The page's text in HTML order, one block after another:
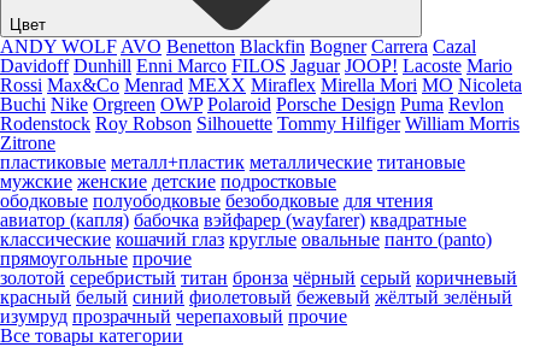
Цвет
ANDY WOLF AVO Benetton Blackfin Bogner Carrera Cazal
Davidoff Dunhill Enni Marco FILOS Jaguar JOOP! Lacoste Mario
Rossi Max&Co Menrad MEXX Miraflex Mirella Mori MO Nicoleta
Buchi Nike Orgreen OWP Polaroid Porsche Design Puma Revlon
Rodenstock Roy Robson Silhouette Tommy Hilfiger William Morris
Zitrone
пластиковые металл+пластик металлические титановые
мужские женские детские подростковые
ободковые полуободковые безободковые для чтения
авиатор (капля) бабочка вэйфарер (wayfarer) квадратные
классические кошачий глаз круглые овальные панто (panto)
прямоугольные прочие
золотой серебристый титан бронза чёрный серый коричневый
красный белый синий фиолетовый бежевый жёлтый зелёный
изумруд прозрачный черепаховый прочие
Все товары категории